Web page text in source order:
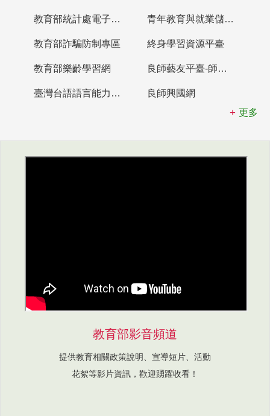
教育部統計處電子書櫃 青年教育與就業儲蓄帳戶
教育部詐騙防制專區 終身學習資源平臺
教育部樂齡學習網 良師藝友平臺-師資培育整合平臺
臺灣台語語言能力認證網站
良師興國網
更多
教育部影音頻道
提供教育相關政策說明、宣導短片、活動
花絮等影片資訊，歡迎踴躍收看！